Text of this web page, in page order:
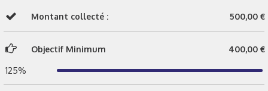
Montant collecté : 500,00 €
Objectif Minimum 400,00 €
125%